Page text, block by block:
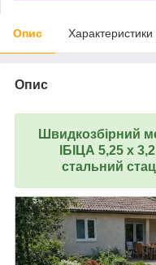
Опис Характеристики
Опис
Швидкозбірний
ІБІЦА 5,25 х
стальний